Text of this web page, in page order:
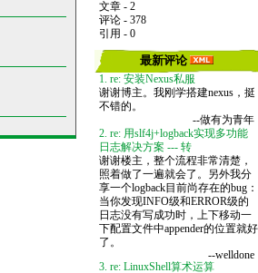
文章 - 2
评论 - 378
引用 - 0
最新评论
1. re: 安装Nexus私服
谢谢博主。我刚学搭建nexus，挺
不错的。
--做有为青年
2. re: 用slf4j+logback实现多功能
日志解决方案 --- 转
谢谢楼主，整个流程非常清楚，
照着做了一遍就会了。另外我分
享一个logback目前尚存在的bug：
当你发现INFO级和ERROR级的
日志没有写成功时，上下移动一
下配置文件中appender的位置就好
了。
--welldone
3. re: LinuxShell算术运算